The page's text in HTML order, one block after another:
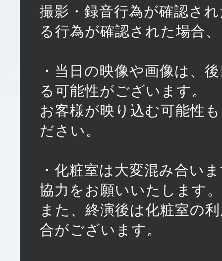
撮影・録音行為が確認さ
る行為が確認された場合
・当日の映像や画像は、
る可能性がございます。
お客様が映り込む可能性
ださい。
・化粧室は大変混み合い
協力をお願いいたします。
また、終演後は化粧室の
合がございます。